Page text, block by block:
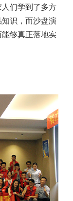
们学到了多方
识，而沙盘演
够真正落地实